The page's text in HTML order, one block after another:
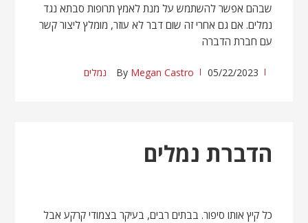
שבהם אפשר להשתמש על מנת לאמץ תרופות סבתא נגד
נמלים. אם גם אחרי זה שום דבר לא עוזר, מומלץ ליצור קשר
עם חברת הדברה
05/22/2023
By Megan Castro נמלים
הדברת נמלים
כל קיץ אותו סיפור. בבתים רבים, בעיקר בצמודי קרקע אבל